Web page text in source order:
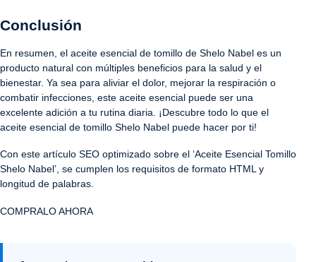
Conclusión
En resumen, el aceite esencial de tomillo de Shelo Nabel es un
producto natural con múltiples beneficios para la salud y el
bienestar. Ya sea para aliviar el dolor, mejorar la respiración o
combatir infecciones, este aceite esencial puede ser una
excelente adición a tu rutina diaria. ¡Descubre todo lo que el
aceite esencial de tomillo Shelo Nabel puede hacer por ti!
Con este artículo SEO optimizado sobre el ‘Aceite Esencial Tomillo
Shelo Nabel’, se cumplen los requisitos de formato HTML y
longitud de palabras.
COMPRALO AHORA